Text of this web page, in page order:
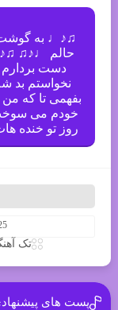
♫♪♩ به گوشت
حالم ♩♪♫
دست
نخواستم بد
بفهمی تا که
خودم می
روز تو خنده
تک
پست های